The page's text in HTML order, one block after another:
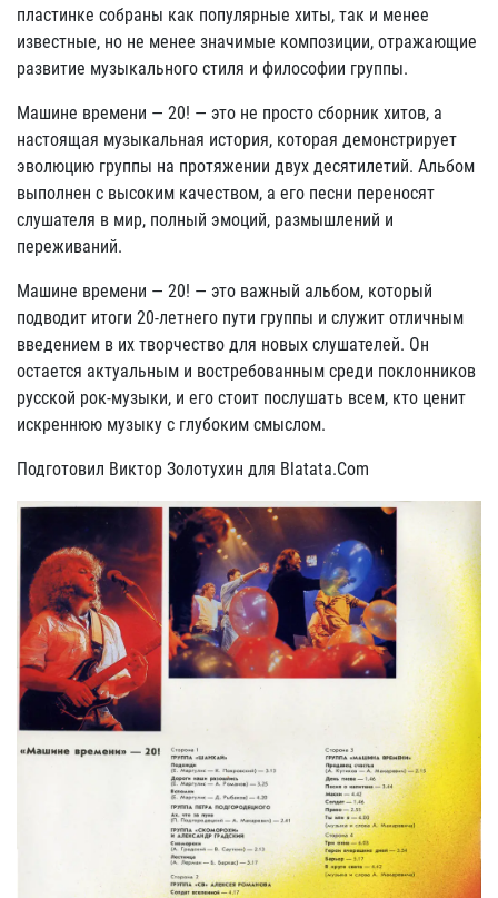
пластинке собраны как популярные хиты, так и менее
известные, но не менее значимые композиции, отражающие
развитие музыкального стиля и философии группы.
Машине времени — 20! — это не просто сборник хитов, а
настоящая музыкальная история, которая демонстрирует
эволюцию группы на протяжении двух десятилетий. Альбом
выполнен с высоким качеством, а его песни переносят
слушателя в мир, полный эмоций, размышлений и
переживаний.
Машине времени — 20! — это важный альбом, который
подводит итоги 20-летнего пути группы и служит отличным
введением в их творчество для новых слушателей. Он
остается актуальным и востребованным среди поклонников
русской рок-музыки, и его стоит послушать всем, кто ценит
искреннюю музыку с глубоким смыслом.
Подготовил Виктор Золотухин для Blatata.Com